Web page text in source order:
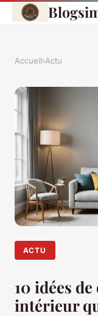
Accueil›Actu
ACTU
10 idées
intérieur